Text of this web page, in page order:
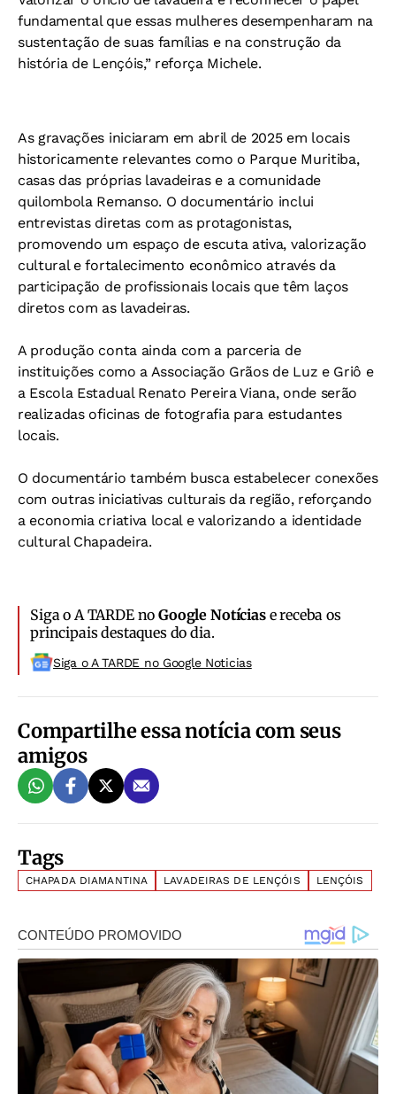
fundamental que essas mulheres desempenharam na
sustentação de suas famílias e na construção da
história de Lençóis,” reforça Michele.
As gravações iniciaram em abril de 2025 em locais
historicamente relevantes como o Parque Muritiba,
casas das próprias lavadeiras e a comunidade
quilombola Remanso. O documentário inclui
entrevistas diretas com as protagonistas,
promovendo um espaço de escuta ativa, valorização
cultural e fortalecimento econômico através da
participação de profissionais locais que têm laços
diretos com as lavadeiras.
A produção conta ainda com a parceria de
instituições como a Associação Grãos de Luz e Griô e
a Escola Estadual Renato Pereira Viana, onde serão
realizadas oficinas de fotografia para estudantes
locais.
O documentário também busca estabelecer conexões
com outras iniciativas culturais da região, reforçando
a economia criativa local e valorizando a identidade
cultural Chapadeira.
Siga o A TARDE noGoogle Notíciase receba os
principais destaques do dia.
Siga o A TARDE no Google Noticias
Compartilhe essa notícia com seus
amigos
Tags
CHAPADA DIAMANTINA LAVADEIRAS DE LENÇÓIS LENÇÓIS